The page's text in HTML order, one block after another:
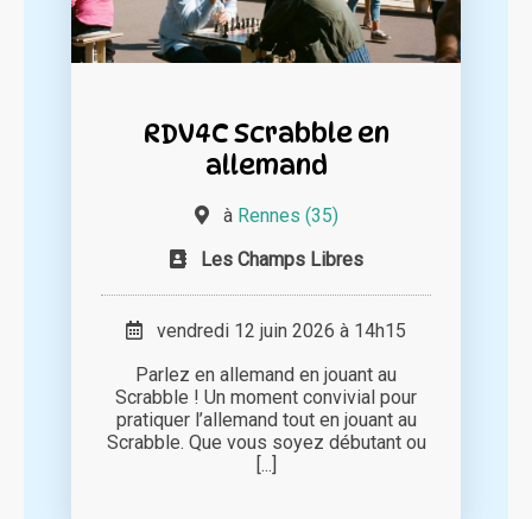
RDV4C Scrabble en
allemand
à Rennes (35)
Les Champs Libres
vendredi 12 juin 2026 à 14h15
Parlez en allemand en jouant au
Scrabble ! Un moment convivial pour
pratiquer l’allemand tout en jouant au
Scrabble. Que vous soyez débutant ou
[...]